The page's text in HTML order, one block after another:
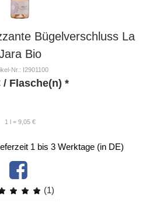
Bügelverschluss La
Bio
Nr.: I2901100
/ Flasche(n) *
1 l = 9,05 €
1 bis 3 Werktage (in DE)
(1)